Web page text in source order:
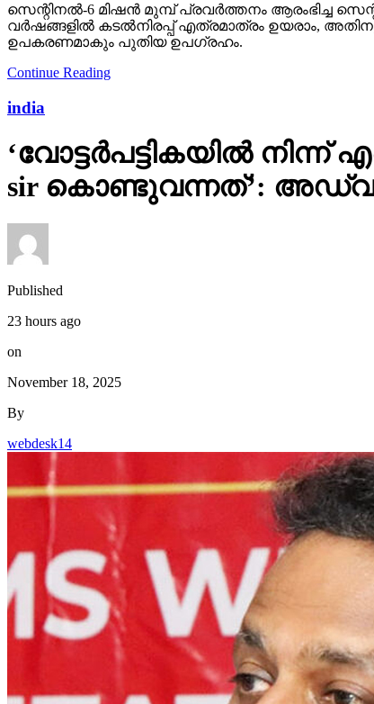
സെന്റിനല്‍-6 മിഷന്‍ മുമ്പ് പ്രവര്‍ത്തനം ആരംഭിച്ച
വര്‍ഷങ്ങളില്‍ കടല്‍നിരപ്പ് എത്രമാത്രം ഉയരാം,
ഉപകരണമാകും പുതിയ ഉപഗ്രഹം.
Continue Reading
india
‘വോട്ടര്‍പട്ടികയില്‍
sir കൊണ്ടുവന്നത്’: അഡ്വ.
Published
23 hours ago
on
November 18, 2025
By
webdesk14